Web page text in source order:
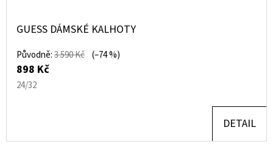
GUESS DÁMSKÉ KALHOTY
Původně:3 590 Kč (–74 %)
898 Kč
24/32
DETAIL